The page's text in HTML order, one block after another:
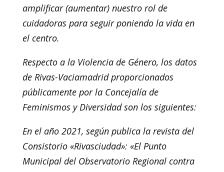
amplificar (aumentar) nuestro rol de
cuidadoras para seguir poniendo la vida en
el centro.
Respecto a la Violencia de Género, los datos
de Rivas-Vaciamadrid proporcionados
públicamente por la Concejalía de
Feminismos y Diversidad son los siguientes:
En el año 2021, según publica la revista del
Consistorio «Rivasciudad»: «El Punto
Municipal del Observatorio Regional contra